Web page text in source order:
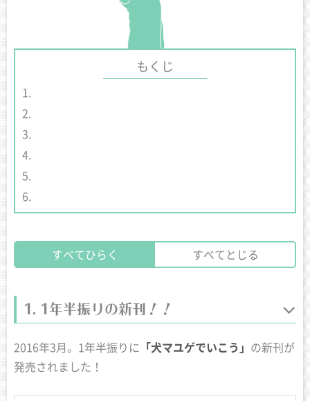
もくじ
すべてひらく すべてとじる
1年半振りの新刊！！
2016年3月。1年半振りに 「犬マユゲでいこう」 の新刊が
発売されました！